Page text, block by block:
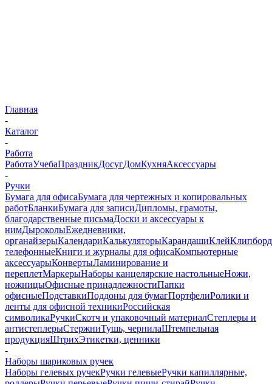
Главная
-
Каталог
-
Работа
РаботаУчебаПраздникДосугДомКухняАксессуары
-
Ручки
Бумага для офисаБумага для чертежных и копировальных
работБланкиБумага для записиДипломы, грамоты,
благодарственные письмаДоски и аксессуары к
нимДыроколыЕжедневники,
органайзерыКалендариКалькуляторыКарандашиКлей
телефонныеКниги и журналы для офисаКомпьютерные
аксессуарыКонвертыЛаминирование и
переплетМаркерыНаборы канцелярские настольныеНожи,
ножницыОфисные принадлежностиПапки
офисныеПодставкиПоддоны для бумагПортфелиРолики и
ленты для офисной техникиРоссийская
символикаРучкиСкотч и упаковочный материалСтеплеры и
антистеплерыСтержниТушь, чернилаШтемпельная
продукцияШтрихЭтикетки, ценники
-
Наборы шариковых ручек
Наборы гелевых ручекРучки гелевыеРучки капиллярные,